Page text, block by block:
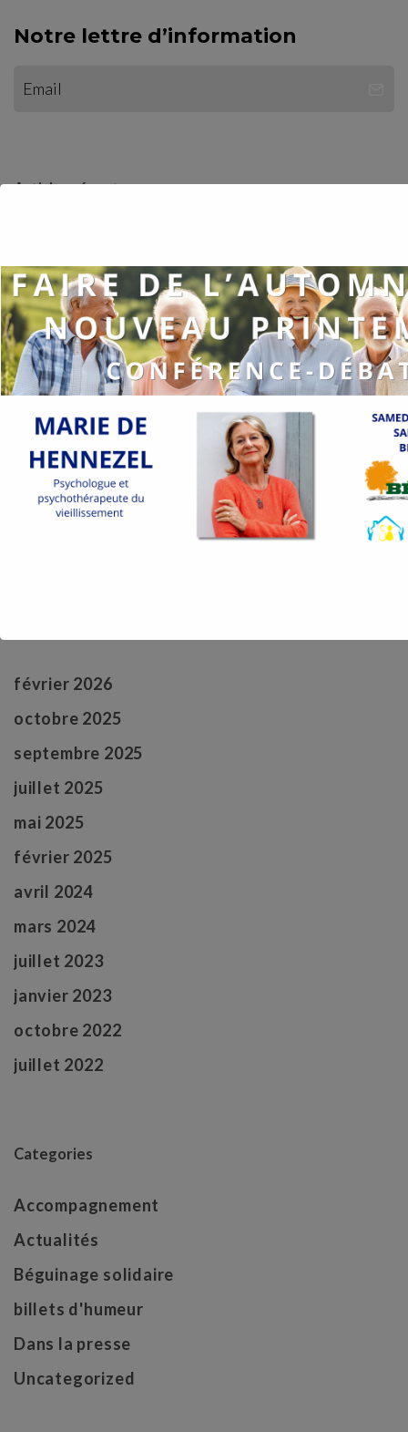
Notre lettre d’information
Articles récents
Littérature et musique au Tiers-vieux®
1ère étape franchie !
Le Tiers-vieux déstocke et le projet se montre
….
Commentaires récents
Aucun commentaire à afficher.
février 2026
octobre 2025
septembre 2025
juillet 2025
mai 2025
février 2025
avril 2024
mars 2024
juillet 2023
janvier 2023
octobre 2022
juillet 2022
Categories
Accompagnement
Actualités
Béguinage solidaire
billets d'humeur
Dans la presse
Uncategorized